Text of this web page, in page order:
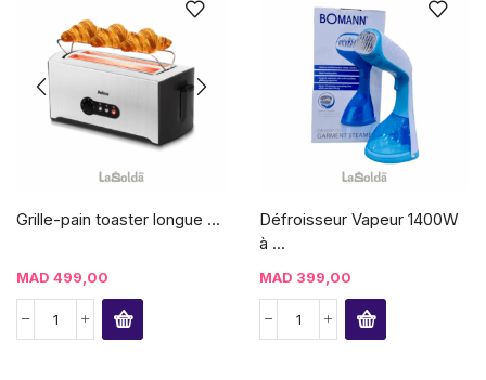
Grille-pain toaster longue ...
MAD 499,00
Défroisseur Vapeur 1400W
à ...
MAD 399,00